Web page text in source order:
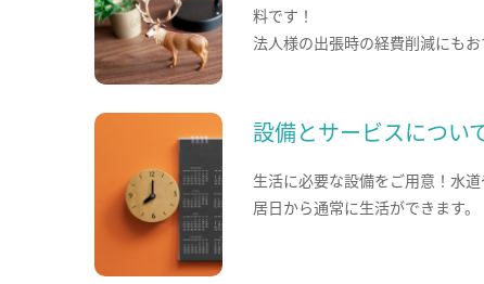
料です！
法人様の出張時の経費削減にもお
設備とサービスについ
生活に必要な設備をご用意！水
居日から通常に生活ができます。